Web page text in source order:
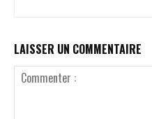
LAISSER UN COMMENTAIRE